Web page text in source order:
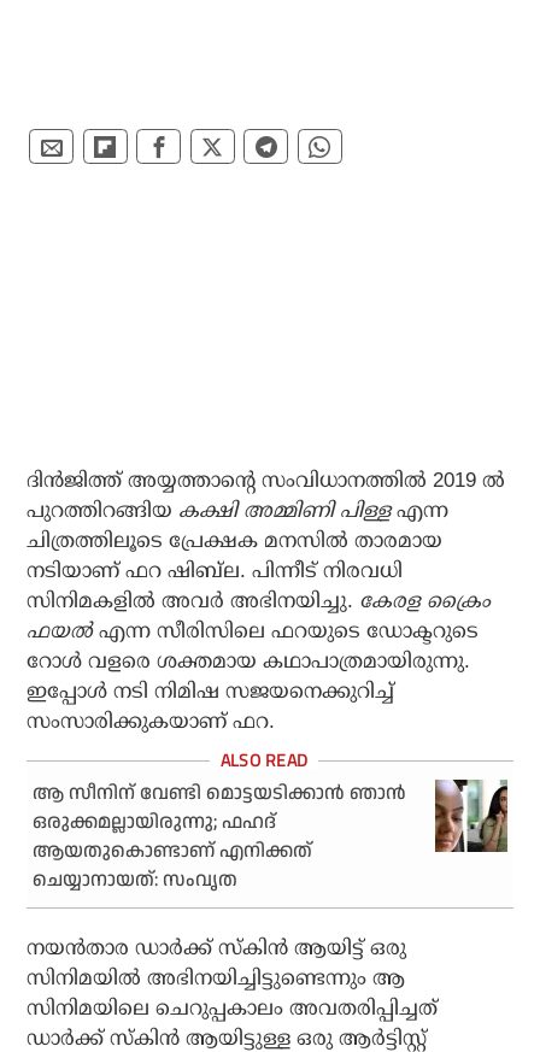
ദിൻജിത്ത് അയ്യത്താൻ്റെ സംവിധാനത്തിൽ 2019 ൽ
പുറത്തിറങ്ങിയ കക്ഷി അമ്മിണി പിള്ളഎന്ന
ചിത്രത്തിലൂടെ പ്രേക്ഷക മനസിൽ താരമായ
നടിയാണ് ഫറ ഷിബ്‌ല. പിന്നീട് നിരവധി
സിനിമകളിൽ അവർ അഭിനയിച്ചു. കേരള ക്രൈം
ഫയൽഎന്ന സീരിസിലെ ഫറയുടെ ഡോക്ടറുടെ
റോൾ വളരെ ശക്തമായ കഥാപാത്രമായിരുന്നു.
ഇപ്പോൾ നടി നിമിഷ സജയനെക്കുറിച്ച്
സംസാരിക്കുകയാണ് ഫറ.
ആ സീനിന് വേണ്ടി മൊട്ടയടിക്കാന്‍ ഞാന്‍
ഒരുക്കമല്ലായിരുന്നു; ഫഹദ്
ആയതുകൊണ്ടാണ് എനിക്കത്
ചെയ്യാനായത്: സംവൃത
നയന്‍താര ഡാര്‍ക്ക് സ്‌കിന്‍ ആയിട്ട് ഒരു
സിനിമയില്‍ അഭിനയിച്ചിട്ടുണ്ടെന്നും ആ
സിനിമയിലെ ചെറുപ്പകാലം അവതരിപ്പിച്ചത്
ഡാര്‍ക്ക് സ്‌കിന്‍ ആയിട്ടുള്ള ഒരു ആര്‍ട്ടിസ്റ്റ്